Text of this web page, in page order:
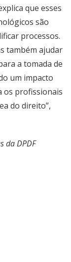
que esses
são
processos.
também ajudar
a tomada de
um impacto
os profissionais
do direito”,
da DPDF